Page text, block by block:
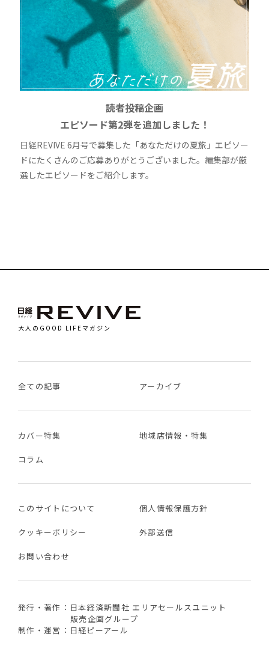
読者投稿企画
エピソード第2弾を追加しました！
日経REVIVE 6月号で募集した「あなただけの夏旅」エピソー
ドにたくさんのご応募ありがとうございました。編集部が厳
選したエピソードをご紹介します。
大人のGOOD LIFEマガジン
全ての記事 アーカイブ
カバー特集 地域店情報・特集
コラム
このサイトについて 個人情報保護方針
クッキーポリシー 外部送信
お問い合わせ
発行・著作：日本経済新聞社 エリアセールスユニット
販売企画グループ
制作・運営：日経ピーアール